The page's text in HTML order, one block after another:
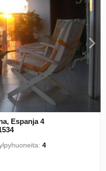
Espanja 4
4